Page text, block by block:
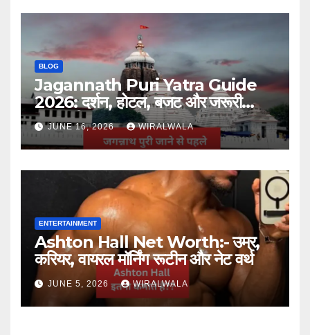
BLOG
Jagannath Puri Yatra Guide
2026: दर्शन, होटल, बजट और जरूरी
जानकारी
JUNE 16, 2026 WIRALWALA
ENTERTAINMENT
Ashton Hall Net Worth:- उम्र,
करियर, वायरल मॉर्निंग रूटीन और नेट वर्थ
JUNE 5, 2026 WIRALWALA